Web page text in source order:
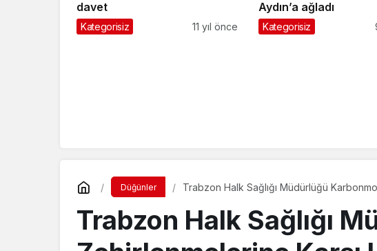
davet
Kategorisiz 11 yıl önce
Aydın’a ağladı
Kategorisiz
Düğünler Trabzon Halk Sağlığı Müdürlüğü
Trabzon Halk Sağlığı